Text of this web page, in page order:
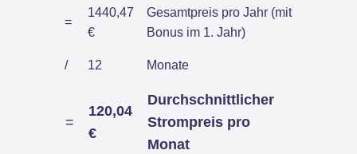
=
1440,47
€
Gesamtpreis pro Jahr (mit
Bonus im 1. Jahr)
/ 12 Monate
=
120,04
€
Durchschnittlicher
Strompreis pro
Monat